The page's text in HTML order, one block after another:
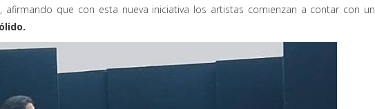
afirmando que con esta nueva iniciativa los artistas comienzan a contar con un